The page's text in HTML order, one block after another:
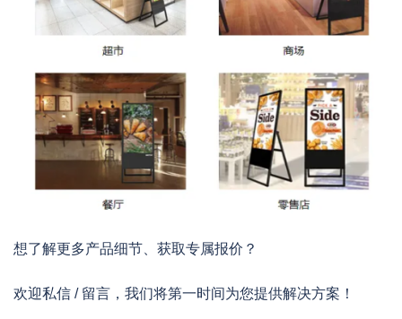
想了解更多产品细节、获取专属报价？
欢迎私信 / 留言，我们将第一时间为您提供解决方案！